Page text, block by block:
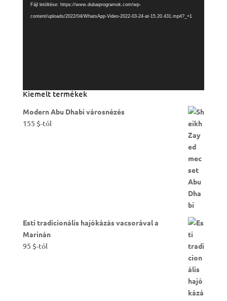
Fájl letöltése: https://www.dubaiprogramok.com/wp-
content/uploads/2022/04/WhatsApp-Video-2022-03-24-at-15.20.431.mp4?_=1
Kiemelt termékek
Modern Abu Dhabi városnézés
155 $-tól
Esti tradicionális hajókázás vacsorával a
Marinán
95 $-tól